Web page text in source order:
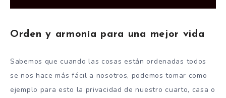
Orden y armonía para una mejor vida
Sabemos que cuando las cosas están ordenadas todos
se nos hace más fácil a nosotros, podemos tomar como
ejemplo para esto la privacidad de nuestro cuarto, casa o